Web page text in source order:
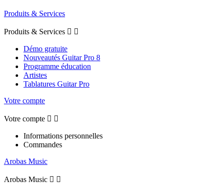
Produits & Services
Produits & Services  
Démo gratuite
Nouveautés Guitar Pro 8
Programme éducation
Artistes
Tablatures Guitar Pro
Votre compte
Votre compte  
Informations personnelles
Commandes
Arobas Music
Arobas Music  